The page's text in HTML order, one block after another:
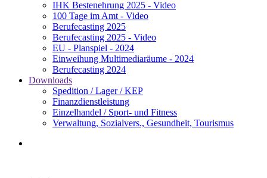
IHK Bestenehrung 2025 - Video
100 Tage im Amt - Video
Berufecasting 2025
Berufecasting 2025 - Video
EU - Planspiel - 2024
Einweihung Multimediaräume - 2024
Berufecasting 2024
Downloads
Spedition / Lager / KEP
Finanzdienstleistung
Einzelhandel / Sport- und Fitness
Verwaltung, Sozialvers., Gesundheit, Tourismus